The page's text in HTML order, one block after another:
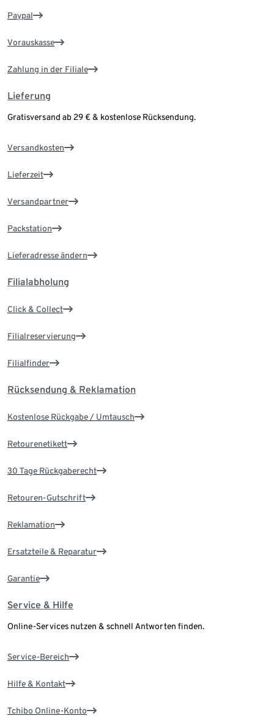
Paypal
Vorauskasse
Zahlung in der Filiale
Lieferung
Gratisversand ab 29 € & kostenlose Rücksendung.
Versandkosten
Lieferzeit
Versandpartner
Packstation
Lieferadresse ändern
Filialabholung
Click & Collect
Filialreservierung
Filialfinder
Rücksendung & Reklamation
Kostenlose Rückgabe / Umtausch
Retourenetikett
30 Tage Rückgaberecht
Retouren-Gutschrift
Reklamation
Ersatzteile & Reparatur
Garantie
Service & Hilfe
Online-Services nutzen & schnell Antworten finden.
Service-Bereich
Hilfe & Kontakt
Tchibo Online-Konto